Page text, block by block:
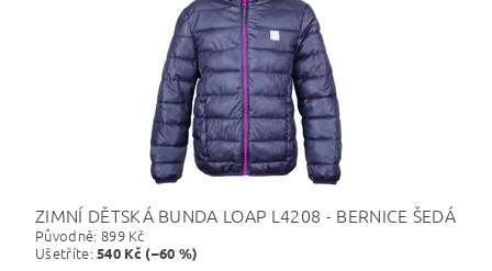
ZIMNÍ DĚTSKÁ BUNDA LOAP L4208 - BERNICE ŠEDÁ
Původně: 899 Kč
Ušetříte:540 Kč (–60 %)